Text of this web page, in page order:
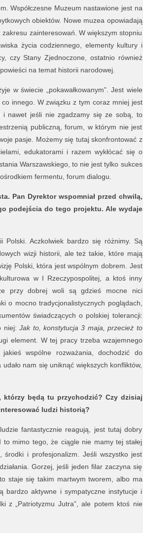
Współczesne Muzeum nastawione jest na
obiektów. Nowe muzea opowiadają
zainteresowań. W większym stopniu
życia codziennego, elementy kultury i
czy Stany Zjednoczone, ostatnio również
na temat historii narodowej.
w świecie „pokawałkowanym”. Jest wiele
co innego. W związku z tym coraz mniej jest
i nawet jeśli nie zgadzamy się ze sobą, to
publiczną, forum, w którym nie jest
pasje. Możemy się tutaj skonfrontować z
edukatorami i razem wykłócać się o
Warszawskiego, to nie jest tylko sukces
fermentu, forum dialogu.
Pan Dyrektor wspomniał przed chwilą,
podejścia do tego projektu. Ale wydaje
Polski. Aczkolwiek bardzo się różnimy. Są
wizji historii, ale też takie, które mają
Polski, która jest wspólnym dobrem. Jest
w I Rzeczypospolitej, a ktoś inny
przy dobrej woli są gdzieś mocne nici
o mocno tradycjonalistycznych poglądach,
świadczących o polskiej tolerancji:
niej: Jak to, konstytucja 3 maja, przecież to
element. W tej pracy trzeba wzajemnego
wspólne rozważania, dochodzić do
nam się uniknąć większych konfliktów,
którzy będą tu przychodzić? Czy dzisiaj
ludzi historią?
fantastycznie reagują, jest tutaj dobry
mimo tego, że ciągle nie mamy tej stałej
środki i profesjonalizm. Jeśli wszystko jest
Gorzej, jeśli jeden filar zaczyna się
staje się takim martwym tworem, albo ma
bardzo aktywne i sympatyczne instytucje i
z „Patriotyzmu Jutra”, ale potem ktoś nie